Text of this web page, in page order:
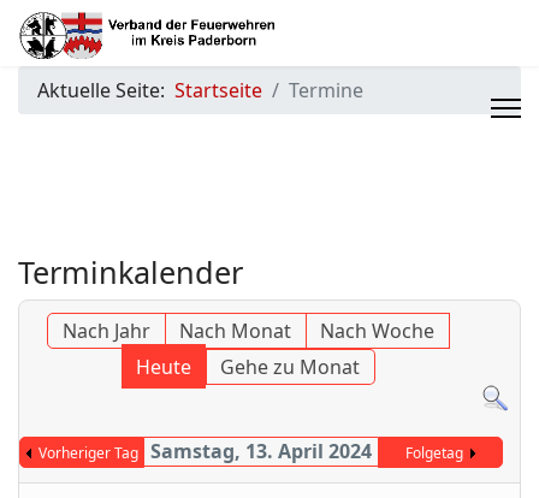
Aktuelle Seite: Startseite Termine
Terminkalender
Nach Jahr Nach Monat
Nach Woche
Heute
Gehe zu Monat
Vorheriger Tag Samstag, 13. April 2024 Folgetag